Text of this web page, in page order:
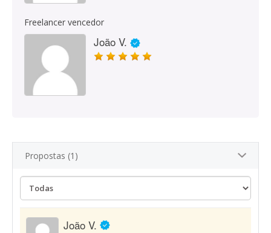
Freelancer vencedor
João V.
Propostas (1)
João V.